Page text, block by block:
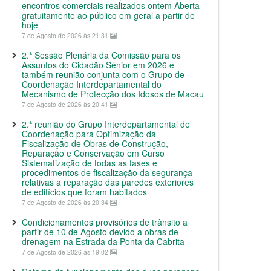
encontros comerciais realizados ontem Aberta
gratuitamente ao público em geral a partir de
hoje
7 de Agosto de 2026 às 21:31
2.ª Sessão Plenária da Comissão para os
Assuntos do Cidadão Sénior em 2026 e
também reunião conjunta com o Grupo de
Coordenação Interdepartamental do
Mecanismo de Protecção dos Idosos de Macau
7 de Agosto de 2026 às 20:41
2.ª reunião do Grupo Interdepartamental de
Coordenação para Optimização da
Fiscalização de Obras de Construção,
Reparação e Conservação em Curso
Sistematização de todas as fases e
procedimentos de fiscalização da segurança
relativas a reparação das paredes exteriores
de edifícios que foram habitados
7 de Agosto de 2026 às 20:34
Condicionamentos provisórios de trânsito a
partir de 10 de Agosto devido a obras de
drenagem na Estrada da Ponta da Cabrita
7 de Agosto de 2026 às 19:02